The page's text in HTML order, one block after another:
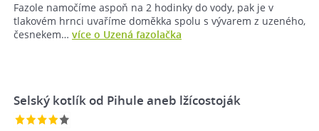
Fazole namočíme aspoň na 2 hodinky do vody, pak je v
tlakovém hrnci uvaříme doměkka spolu s vývarem z uzeného,
česnekem… více o Uzená fazolačka
Selský kotlík od Pihule aneb lžícostoják